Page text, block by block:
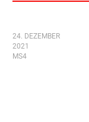
24. DEZEMBER
2021
MS4